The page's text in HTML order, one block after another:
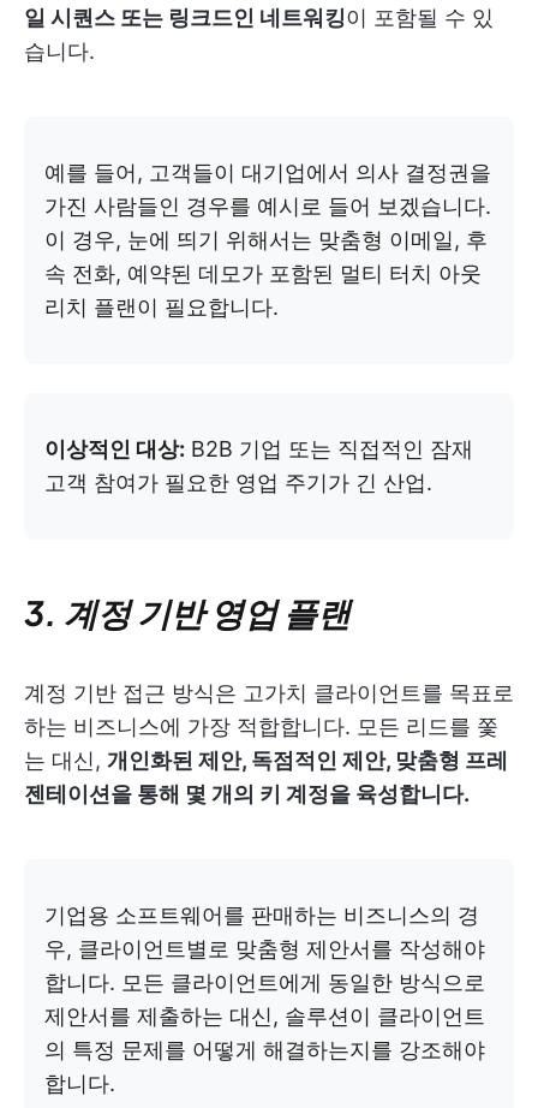
일 시퀀스 또는 링크드인 네트워킹이 포함될 수 있
습니다.
예를 들어, 고객들이 대기업에서 의사 결정권을
가진 사람들인 경우를 예시로 들어 보겠습니다.
이 경우, 눈에 띄기 위해서는 맞춤형 이메일, 후
속 전화, 예약된 데모가 포함된 멀티 터치 아웃
리치 플랜이 필요합니다.
이상적인 대상: B2B 기업 또는 직접적인 잠재
고객 참여가 필요한 영업 주기가 긴 산업.
3. 계정 기반 영업 플랜
계정 기반 접근 방식은 고가치 클라이언트를 목표로
하는 비즈니스에 가장 적합합니다. 모든 리드를 쫓
는 대신, 개인화된 제안, 독점적인 제안, 맞춤형 프레
젠테이션을 통해 몇 개의 키 계정을 육성합니다.
기업용 소프트웨어를 판매하는 비즈니스의 경
우, 클라이언트별로 맞춤형 제안서를 작성해야
합니다. 모든 클라이언트에게 동일한 방식으로
제안서를 제출하는 대신, 솔루션이 클라이언트
의 특정 문제를 어떻게 해결하는지를 강조해야
합니다.